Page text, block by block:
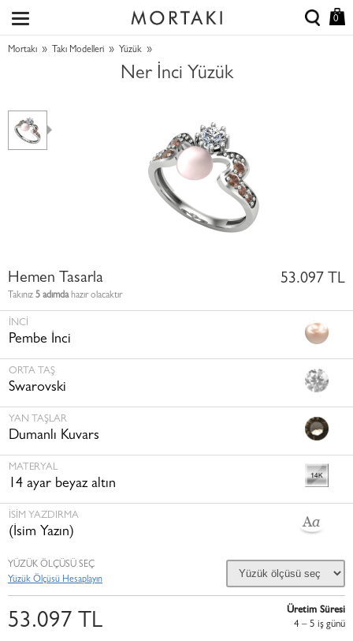
0
Mortakı » Takı Modelleri » Yüzük »
Ner İnci Yüzük
Hemen Tasarla
Takınız 5 adımdahazır olacaktır
53.097 TL
İNCI
Pembe İnci
ORTA TAŞ
Swarovski
YAN TAŞLAR
Dumanlı Kuvars
MATERYAL
14 ayar beyaz altın
İSİM YAZDIRMA
(İsim Yazın)
YÜZÜK ÖLÇÜSÜ SEÇ
Yüzük Ölçüsü Hesaplayın
53.097 TL
Üretim Süresi
4 – 5 i̇ş günü